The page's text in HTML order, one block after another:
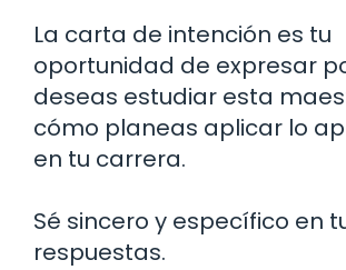
La carta de intención es tu
oportunidad de expresar
deseas estudiar esta
cómo planeas aplicar lo
en tu carrera.
Sé sincero y específico en
respuestas.